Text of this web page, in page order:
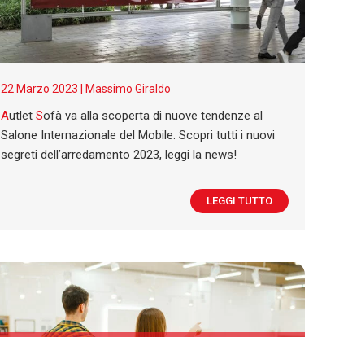
22 Marzo 2023 | Massimo Giraldo
Autlet Sofà va alla scoperta di nuove tendenze al
Salone Internazionale del Mobile. Scopri tutti i nuovi
segreti dell’arredamento 2023, leggi la news!
LEGGI TUTTO